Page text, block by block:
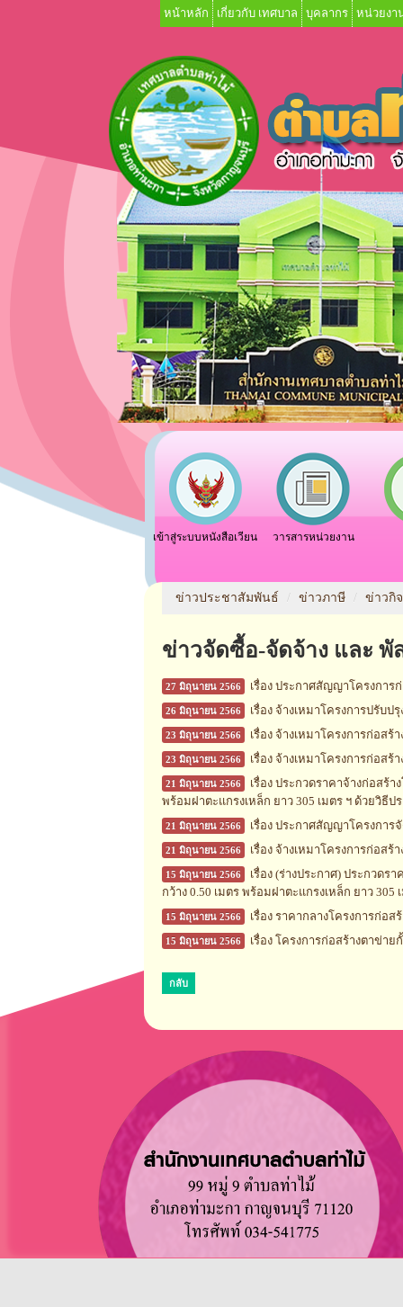
หน้าหลัก เกี่ยวกับ เทศบาล บุคลากร หน่วยงา
เข้าสู่ระบบหนังสือเวียน วารสารหน่วยงาน
ข่าวประชาสัมพันธ์ / ข่าวภาษี / ข่าวกิ
ข่าวจัดซื้อ-จัดจ้าง และ พั
27 มิถุนายน 2566 เรื่อง ประกาศสัญญาโครงการ
26 มิถุนายน 2566 เรื่อง จ้างเหมาโครงการปรับ
23 มิถุนายน 2566 เรื่อง จ้างเหมาโครงการก่อส
23 มิถุนายน 2566 เรื่อง จ้างเหมาโครงการก่อส
21 มิถุนายน 2566
เรื่อง ประกวดราคาจ้างก่อสร้
พร้อมฝาตะแกรงเหล็ก ยาว 305 เมตร ฯ ด้วยวิธี
21 มิถุนายน 2566 เรื่อง ประกาศสัญญาโครงกา
21 มิถุนายน 2566 เรื่อง จ้างเหมาโครงการก่อส
15 มิถุนายน 2566
เรื่อง (ร่างประกาศ) ประกวด
กว้าง 0.50 เมตร พร้อมฝาตะแกรงเหล็ก ยาว
15 มิถุนายน 2566 เรื่อง ราคากลางโครงการก่อ
15 มิถุนายน 2566 เรื่อง โครงการก่อสร้างตาข่
กลับ